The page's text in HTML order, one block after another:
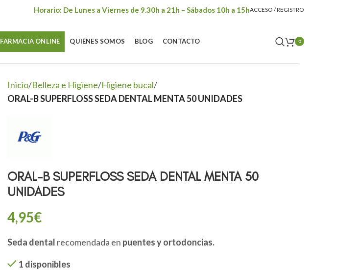
Horario: De Lunes a Viernes de 9.30h a 21h – Sábados 10h a 15hACCESO / REGISTRO
FARMACIA ONLINE QUIÉNES SOMOS BLOG CONTACTO 0
Inicio/Belleza e Higiene/Higiene bucal/
ORAL-B SUPERFLOSS SEDA DENTAL MENTA 50 UNIDADES
ORAL-B SUPERFLOSS SEDA DENTAL MENTA 50
UNIDADES
4,95€
Seda dental recomendada en puentes y ortodoncias.
1 disponibles